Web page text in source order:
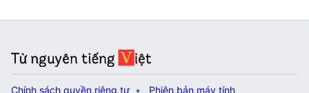
Chính sách quyền riêng tư Phiên bản máy tính